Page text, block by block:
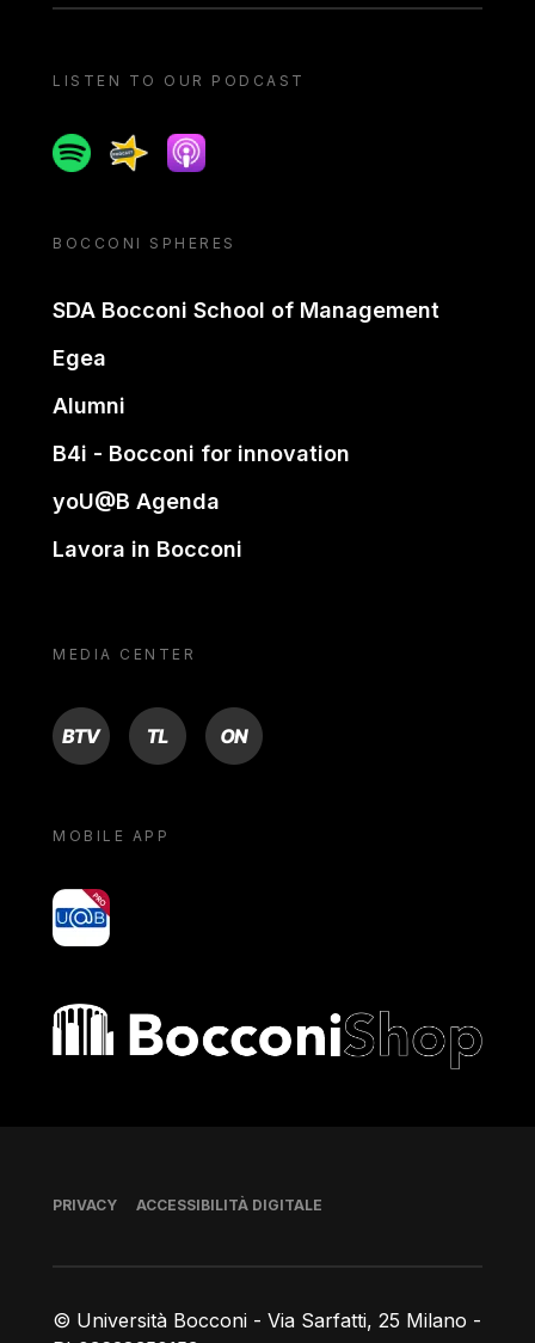
LISTEN TO OUR PODCAST
SpotifySpreakerApple podcast
BOCCONI SPHERES
SDA Bocconi School of Management
Egea
Alumni
B4i - Bocconi for innovation
yoU@B Agenda
Lavora in Bocconi
MEDIA CENTER
BTV TL ON
MOBILE APP
yoU@B
Bocconi shop
© Università Bocconi - Via Sarfatti, 25 Milano -
Piè di pagina
PRIVACY ACCESSIBILITÀ DIGITALE